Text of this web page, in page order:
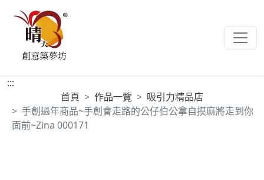
:::
首頁
作品一覽
吸引力精品店
手創過年商品~手創會走路的公仔伯公拿自摸麻將走到你
面前~Zina 000171